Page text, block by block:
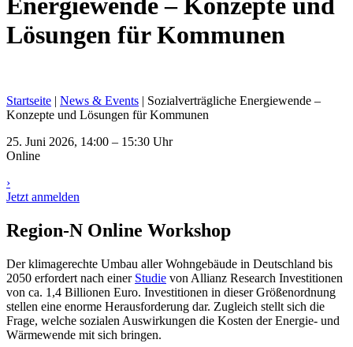
Energiewende – Konzepte und
Lösungen für Kommunen
Startseite | News & Events | Sozialverträgliche Energiewende –
Konzepte und Lösungen für Kommunen
25. Juni 2026, 14:00 – 15:30 Uhr
Online
›
Jetzt anmelden
Region-N Online Workshop
Der klimagerechte Umbau aller Wohngebäude in Deutschland bis
2050 erfordert nach einer Studie von Allianz Research Investitionen
von ca. 1,4 Billionen Euro. Investitionen in dieser Größenordnung
stellen eine enorme Herausforderung dar. Zugleich stellt sich die
Frage, welche sozialen Auswirkungen die Kosten der Energie- und
Wärmewende mit sich bringen.